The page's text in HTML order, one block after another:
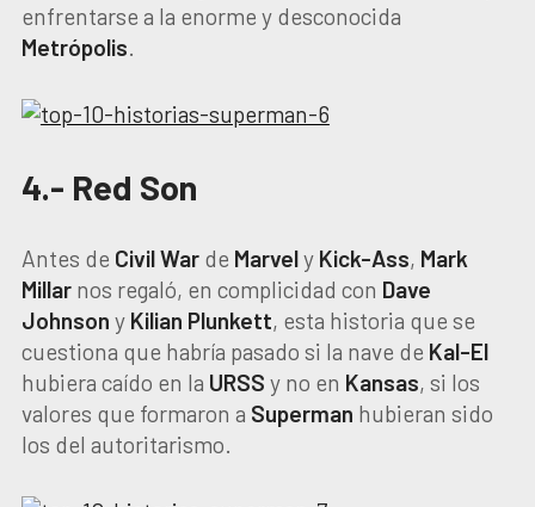
enfrentarse a la enorme y desconocida
Metrópolis.
4.- Red Son
Antes de Civil Warde Marvely Kick-Ass, Mark
Millarnos regaló, en complicidad con Dave
Johnson y Kilian Plunkett, esta historia que se
cuestiona que habría pasado si la nave de Kal-El
hubiera caído en la URSS y no en Kansas, si los
valores que formaron a Superman hubieran sido
los del autoritarismo.